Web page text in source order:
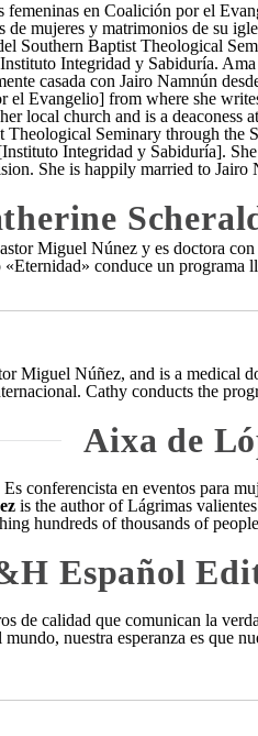
en Coalición por el
mujeres y matrimonios de su
Southern Baptist Theological
Integridad y Sabiduría.
casada con Jairo Namnún
Evangelio] from where she
local church and is a
Seminary through the
Integridad y Sabiduría].
She is happily married to Jairo
Miguel Núnez y es doctora
conduce un programa
Miguel Núñez, and is a medical
Cathy conducts the
Aixa de
conferencista en eventos para
is the author of Lágrimas
hundreds of thousands of
Español
de calidad que comunican la
nuestra esperanza es que